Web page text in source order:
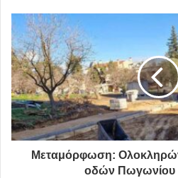
Μεταμόρφωση:
οδών Πωγωνίου